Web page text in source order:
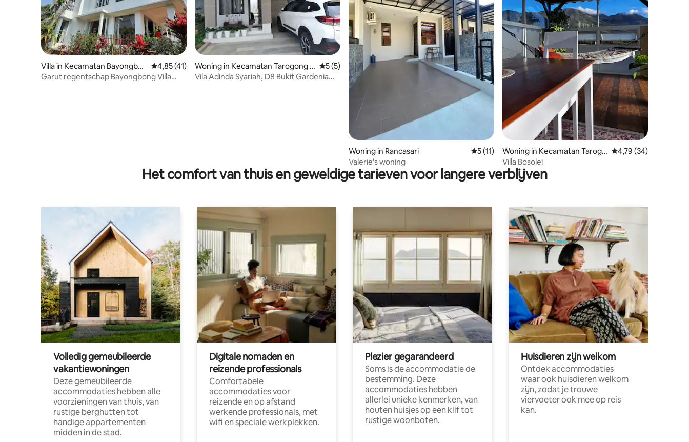
Villa in Kecamatan Bayongbon
g
Gemiddelde beoordeling van 4,85 op 5, 41 recensies
4,85 (41)
Garut regentschap Bayongbong Villa
Woning in Kecamatan Tarogong K
idul
Gemiddelde beoordeling van 5 op 5, 5 recensies
5 (5)
Vila Adinda Syariah, D8 Bukit Gardenia
Woning in Rancasari Gemiddelde beoordeling van 5 op 5, 11 recensies
5 (11)
Valerie's woning
Woning in Kecamatan Tarogo
ng Kaler
Gemiddelde
4,79 (34)
Villa Bosolei
Het comfort van thuis en geweldige tarieven voor langere verblijven
Volledig gemeubileerde
vakantiewoningen
Deze gemeubileerde
accommodaties hebben alle
voorzieningen van thuis, van
rustige berghutten tot
handige appartementen
midden in de stad.
Digitale nomaden en
reizende professionals
Comfortabele
accommodaties voor
reizende en op afstand
werkende professionals, met
wifi en speciale werkplekken.
Plezier gegarandeerd
Soms is de accommodatie de
bestemming. Deze
accommodaties hebben
allerlei unieke kenmerken, van
houten huisjes op een klif tot
rustige woonboten.
Huisdieren zijn welkom
Ontdek accommodaties
waar ook huisdieren welkom
zijn, zodat je trouwe
viervoeter ook mee op reis
kan.